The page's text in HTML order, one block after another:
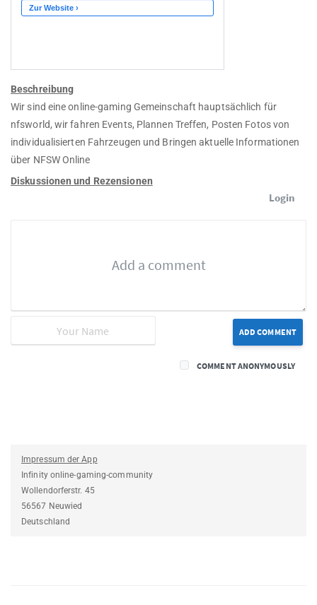
Beschreibung
Wir sind eine online-gaming Gemeinschaft hauptsächlich für
nfsworld, wir fahren Events, Plannen Treffen, Posten Fotos von
individualisierten Fahrzeugen und Bringen aktuelle Informationen
über NFSW Online
Diskussionen und Rezensionen
Login
ADD COMMENT
COMMENT ANONYMOUSLY
Impressum der App
Infinity online-gaming-community
Wollendorferstr. 45
56567 Neuwied
Deutschland